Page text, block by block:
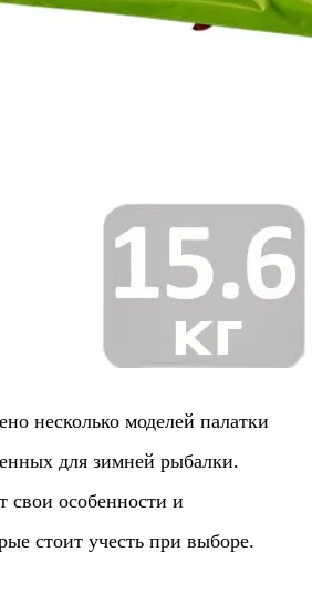
несколько моделей палатки
для зимней рыбалки.
свои особенности и
стоит учесть при выборе.